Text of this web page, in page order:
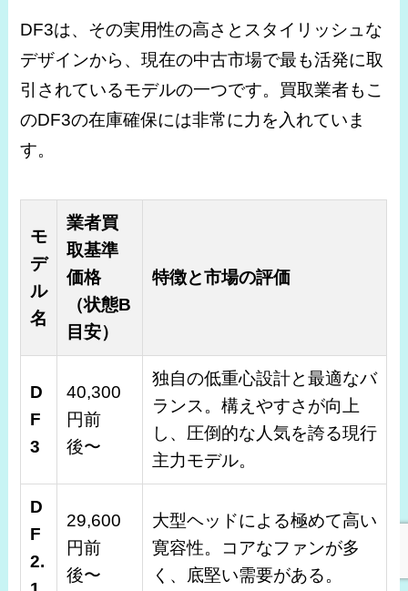
DF3は、その実用性の高さとスタイリッシュな
デザインから、現在の中古市場で最も活発に取
引されているモデルの一つです。買取業者もこ
のDF3の在庫確保には非常に力を入れていま
す。
モ
デ
ル
名
業者買
取基準
価格
（状態B
目安）
特徴と市場の評価
D
F
3
40,300
円前
後〜
独自の低重心設計と最適なバ
ランス。構えやすさが向上
し、圧倒的な人気を誇る現行
主力モデル。
D
F
2.
29,600
円前
後〜
大型ヘッドによる極めて高い
寛容性。コアなファンが多
く、底堅い需要がある。